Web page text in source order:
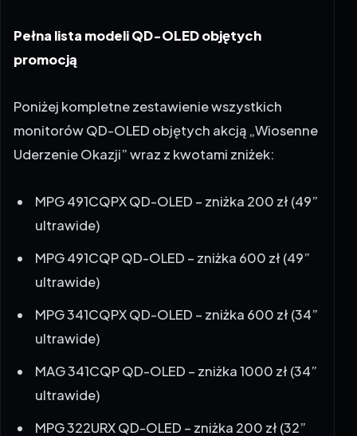
promocją
monitorów QD-OLED objętych akcją „Wiosenne
Uderzenie Okazji” wraz z kwotami zniżek:
ultrawide)
MPG 491CQP QD-OLED – zniżka 600 zł (49”
ultrawide)
MPG 341CQPX QD-OLED – zniżka 600 zł (34”
ultrawide)
MAG 341CQP QD-OLED – zniżka 1000 zł (34”
ultrawide)
MPG 322URX QD-OLED – zniżka 200 zł (32”
4K)